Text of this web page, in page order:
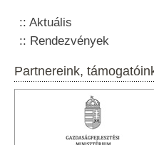
Aktuális
Rendezvények
Partnereink,